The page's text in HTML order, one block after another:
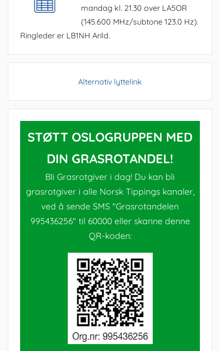
mandag kl. 21.30 over LA5OR
(145.600 MHz/subtone 123.0 Hz).
Ringleder er LB1NH Arild.
Alternativ lyttelink
STØTT OSLOGRUPPEN MED
DIN GRASROTANDEL!
Bli Grasrotgiver i dag! Du kan bli
grasrotgiver i alle Norsk Tippings kanaler,
ved å sende SMS "Grasrotandelen
995436256" til 60000 eller skanne denne
QR-koden: